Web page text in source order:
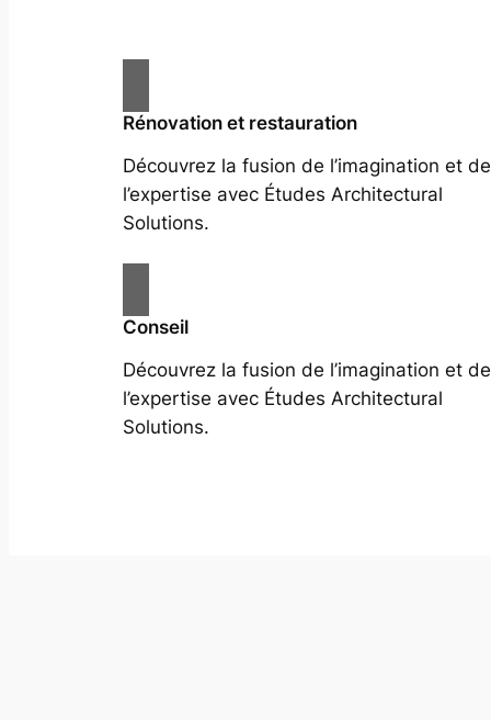
Rénovation et restauration
Découvrez la fusion de l’imagination et de
l’expertise avec Études Architectural
Solutions.
Conseil
Découvrez la fusion de l’imagination et de
l’expertise avec Études Architectural
Solutions.